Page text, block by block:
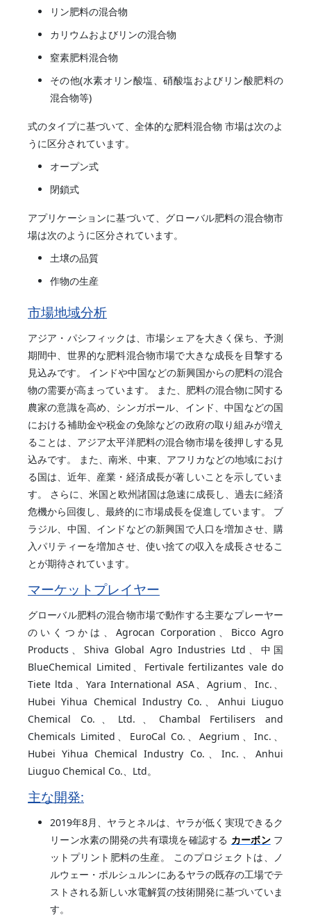
リン肥料の混合物
カリウムおよびリンの混合物
窒素肥料混合物
その他(水素オリン酸塩、硝酸塩およびリン酸肥料の
混合物等)
式のタイプに基づいて、全体的な肥料混合物 市場は次のよ
うに区分されています。
オープン式
閉鎖式
アプリケーションに基づいて、グローバル肥料の混合物市
場は次のように区分されています。
土壌の品質
作物の生産
市場地域分析
アジア・パシフィックは、市場シェアを大きく保ち、予測
期間中、世界的な肥料混合物市場で大きな成長を目撃する
見込みです。 インドや中国などの新興国からの肥料の混合
物の需要が高まっています。 また、肥料の混合物に関する
農家の意識を高め、シンガポール、インド、中国などの国
における補助金や税金の免除などの政府の取り組みが増え
ることは、アジア太平洋肥料の混合物市場を後押しする見
込みです。 また、南米、中東、アフリカなどの地域におけ
る国は、近年、産業・経済成長が著しいことを示していま
す。 さらに、米国と欧州諸国は急速に成長し、過去に経済
危機から回復し、最終的に市場成長を促進しています。 ブ
ラジル、中国、インドなどの新興国で人口を増加させ、購
入パリティーを増加させ、使い捨ての収入を成長させるこ
とが期待されています。
マーケットプレイヤー
グローバル肥料の混合物市場で動作する主要なプレーヤー
のいくつかは、Agrocan Corporation、Bicco Agro
Products、Shiva Global Agro Industries Ltd、中国
BlueChemical Limited、Fertivale fertilizantes vale do
Tiete ltda、Yara International ASA、Agrium、Inc.、
Hubei Yihua Chemical Industry Co.、Anhui Liuguo
Chemical Co.、Ltd.、Chambal Fertilisers and
Chemicals Limited、EuroCal Co.、Aegrium、Inc.、
Hubei Yihua Chemical Industry Co.、Inc.、Anhui
Liuguo Chemical Co.、Ltd。
主な開発:
2019年8月、ヤラとネルは、ヤラが低く実現できるク
リーン水素の開発の共有環境を確認する カーボンフ
ットプリント肥料の生産。 このプロジェクトは、ノ
ルウェー・ポルシュルンにあるヤラの既存の工場でテ
ストされる新しい水電解質の技術開発に基づいていま
す。